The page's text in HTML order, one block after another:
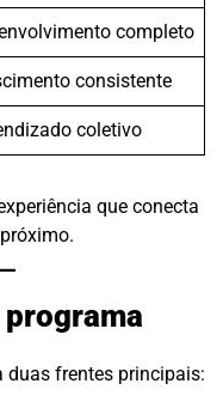
completo
consistente
coletivo
que conecta
duas frentes principais: